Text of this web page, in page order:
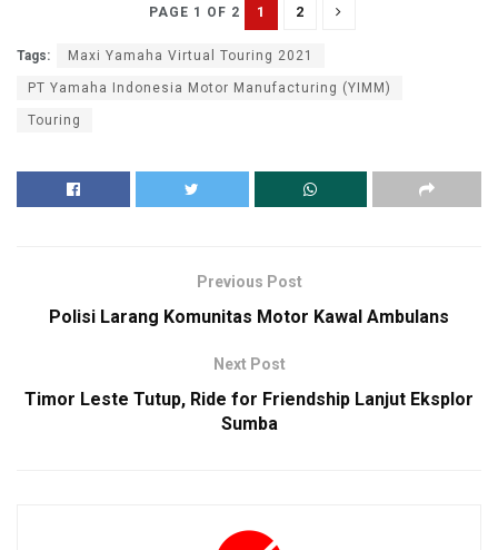
PAGE 1 OF 2 1 2
Tags: Maxi Yamaha Virtual Touring 2021
PT Yamaha Indonesia Motor Manufacturing (YIMM)
Touring
Previous Post
Polisi Larang Komunitas Motor Kawal Ambulans
Next Post
Timor Leste Tutup, Ride for Friendship Lanjut Eksplor
Sumba